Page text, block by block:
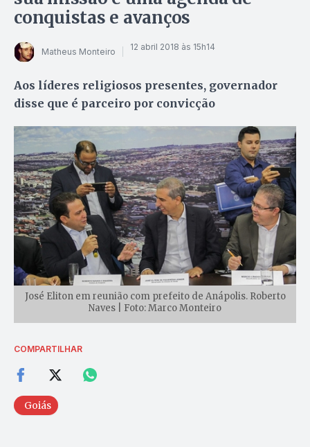
conquistas e avanços
Matheus Monteiro 12 abril 2018 às 15h14
Aos líderes religiosos presentes, governador
disse que é parceiro por convicção
José Eliton em reunião com prefeito de Anápolis. Roberto
Naves | Foto: Marco Monteiro
COMPARTILHAR
Goiás